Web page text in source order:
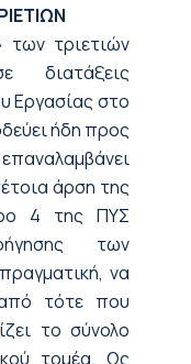
τριετιών
διατάξεις
Εργασίας στο
ήδη προς
άρση της
4 της ΠΥΣ
των
να
από τότε που
το σύνολο
τομέα. Ως